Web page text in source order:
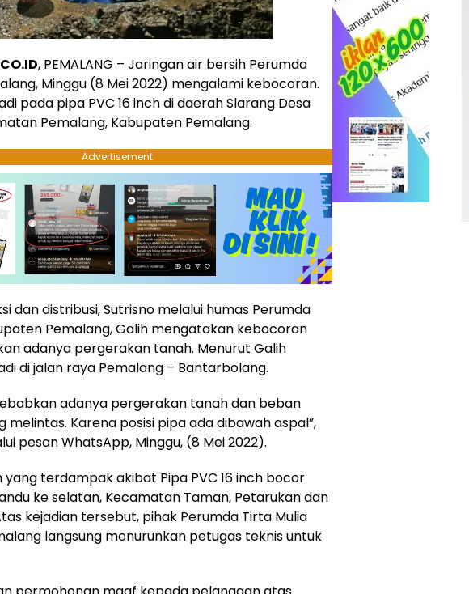
, PEMALANG – Jaringan air bersih Perumda
Minggu (8 Mei 2022) mengalami kebocoran.
pada pipa PVC 16 inch di daerah Slarang Desa
Pemalang, Kabupaten Pemalang.
Advertisement
dan distribusi, Sutrisno melalui humas Perumda
Pemalang, Galih mengatakan kebocoran
adanya pergerakan tanah. Menurut Galih
di jalan raya Pemalang – Bantarbolang.
adanya pergerakan tanah dan beban
melintas. Karena posisi pipa ada dibawah aspal”,
pesan WhatsApp, Minggu, (8 Mei 2022).
yang terdampak akibat Pipa PVC 16 inch bocor
ke selatan, Kecamatan Taman, Petarukan dan
kejadian tersebut, pihak Perumda Tirta Mulia
langsung menurunkan petugas teknis untuk